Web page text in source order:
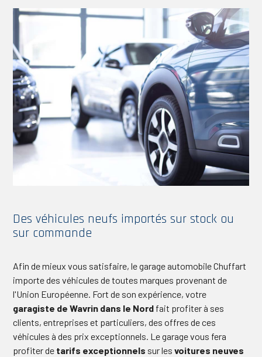
des véhicules neufs importés sur stock ou
sur commande
Afin de mieux vous satisfaire, le garage automobile Chuffart
importe des véhicules de toutes marques provenant de
l'Union Européenne. Fort de son expérience, votre
garagiste de Wavrin dans le Nord fait profiter à ses
clients, entreprises et particuliers, des offres de ces
véhicules à des prix exceptionnels. Le garage vous fera
profiter de tarifs exceptionnels sur les voitures neuves